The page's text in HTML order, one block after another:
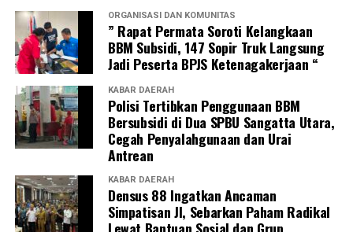
ORGANISASI DAN KOMUNITAS
” Rapat Permata Soroti Kelangkaan
BBM Subsidi, 147 Sopir Truk Langsung
Jadi Peserta BPJS Ketenagakerjaan “
KABAR DAERAH
Polisi Tertibkan Penggunaan BBM
Bersubsidi di Dua SPBU Sangatta Utara,
Cegah Penyalahgunaan dan Urai
Antrean
KABAR DAERAH
Densus 88 Ingatkan Ancaman
Simpatisan JI, Sebarkan Paham Radikal